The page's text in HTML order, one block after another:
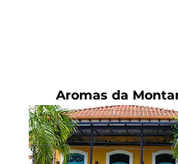
Aromas da